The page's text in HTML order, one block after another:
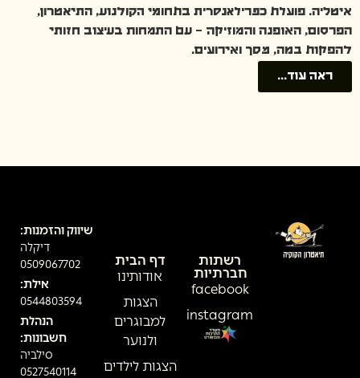
איטליה. פועלת כפרילאנסרית בתחומי הקולנוע, התיאטרון,
הפרסום, האופנה והמוזיקה – עם התמחות בעיצוב חזותי
להפקות במה, מסך ואירועים.
ראה עוד...
דף הבית
אודותינו
הצגות
למבוגרים
ולנוער
הצגות לילדים
רשתות
חברתיות
facebook
instagram
שיווק והזמנות:
דיקלה
0509067702
אילת:
0544803594
הנהלת
חשבונות:
סילביה
0527540114